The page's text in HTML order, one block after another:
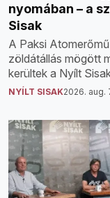
nyomában – a
Sisak
A Paksi
zöldátállás mögött
kerültek a Nyílt
NYÍLT SISAK2026. aug.